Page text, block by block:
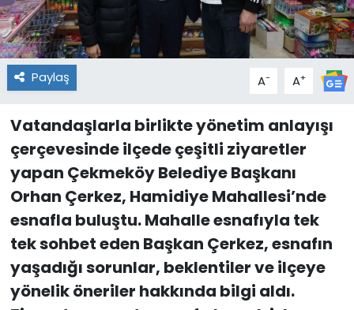
Paylaş A- A+
Vatandaşlarla birlikte yönetim anlayışı
çerçevesinde ilçede çeşitli ziyaretler
yapan Çekmeköy Belediye Başkanı
Orhan Çerkez, Hamidiye Mahallesi’nde
esnafla buluştu. Mahalle esnafıyla tek
tek sohbet eden Başkan Çerkez, esnafın
yaşadığı sorunlar, beklentiler ve ilçeye
yönelik öneriler hakkında bilgi aldı.